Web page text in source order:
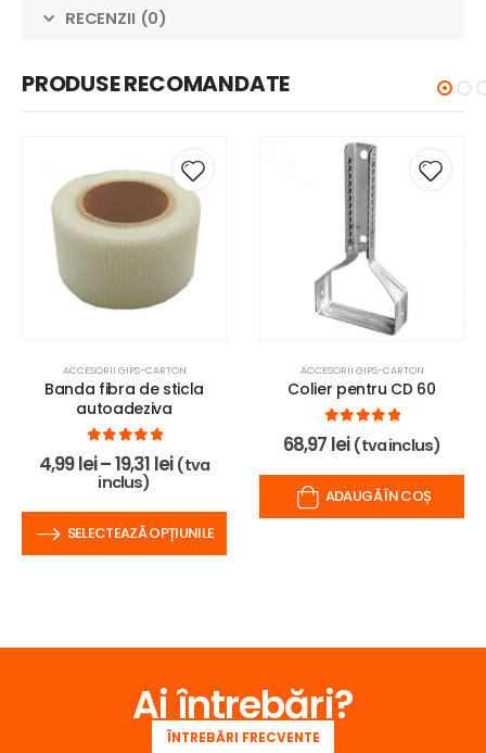
RECENZII (0)
PRODUSE RECOMANDATE
ACCESORII GIPS-CARTON
Banda fibra de sticla
autoadeziva
0out of 5
4,99lei–19,31 lei (tva
inclus)
SELECTEAZĂ OPȚIUNILE
ACCESORII GIPS-CARTON
Colier pentru CD 60
0out of 5
68,97 lei (tva inclus)
ADAUGĂ ÎN COȘ
Ai întrebări?
ÎNTREBĂRI FRECVENTE